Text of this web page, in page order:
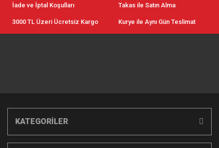
İade ve İptal Koşulları Takas ile Satın Alma
3000 TL Üzeri Ücretsiz Kargo Kurye ile Aynı Gün Teslimat
KATEGORİLER